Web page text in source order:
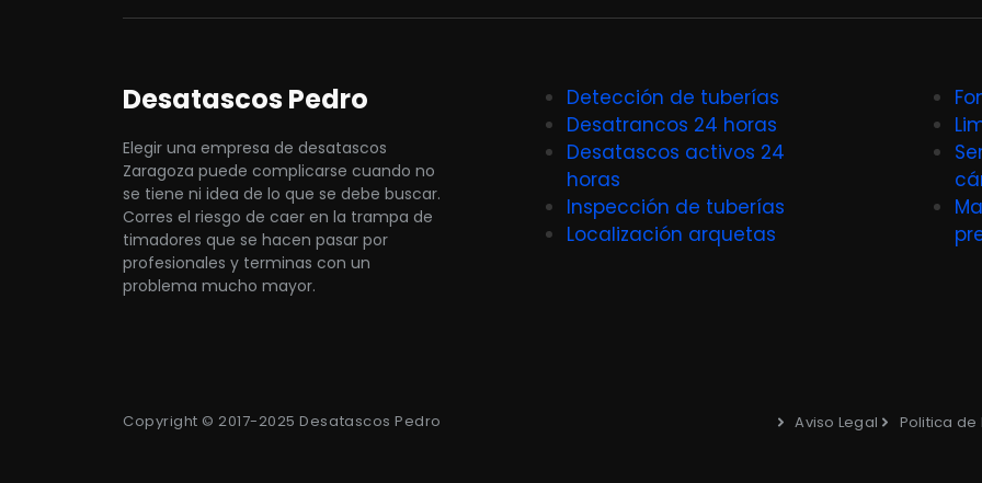
Desatascos Pedro
Elegir una empresa de desatascos
Zaragoza puede complicarse cuando no
se tiene ni idea de lo que se debe buscar.
Corres el riesgo de caer en la trampa de
timadores que se hacen pasar por
profesionales y terminas con un
problema mucho mayor.
Detección de tuberías
Desatrancos 24 horas
Desatascos activos 24
horas
Inspección de tuberías
Localización arquetas
Copyright © 2017-2025 Desatascos Pedro Aviso Legal Politica de